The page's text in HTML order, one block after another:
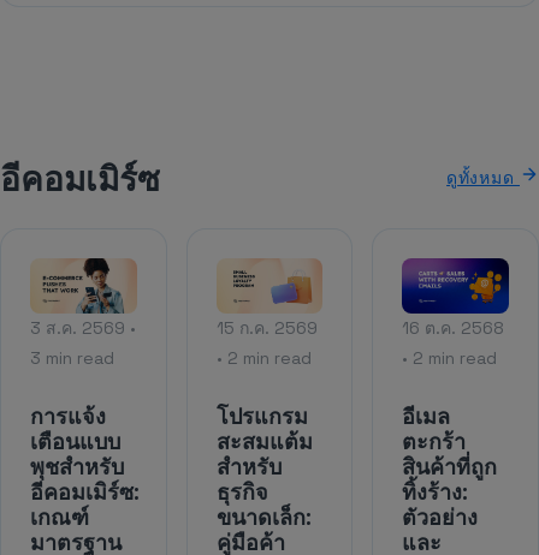
อีคอมเมิร์ซ ดูทั้งหมด
3 ส.ค. 2569 •
3 min read
การแจ้ง
เตือนแบบ
พุชสำหรับ
อีคอมเมิร์ซ:
เกณฑ์
มาตรฐาน
15 ก.ค. 2569
• 2 min read
โปรแกรม
สะสมแต้ม
สำหรับ
ธุรกิจ
ขนาดเล็ก:
คู่มือค้า
16 ต.ค. 2568
• 2 min read
อีเมล
ตะกร้า
สินค้าที่ถูก
ทิ้งร้าง:
ตัวอย่าง
และ